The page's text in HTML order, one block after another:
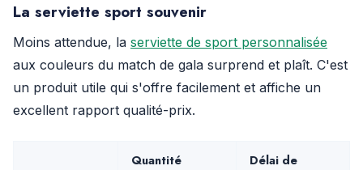
La serviette sport souvenir
Moins attendue, la serviette de sport personnalisée
aux couleurs du match de gala surprend et plaît. C'est
un produit utile qui s'offre facilement et affiche un
excellent rapport qualité-prix.
Quantité
Délai de